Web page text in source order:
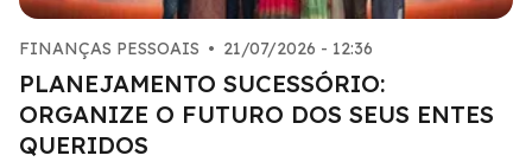
FINANÇAS PESSOAIS • 21/07/2026 - 12:36
PLANEJAMENTO SUCESSÓRIO:
ORGANIZE O FUTURO DOS SEUS ENTES
QUERIDOS